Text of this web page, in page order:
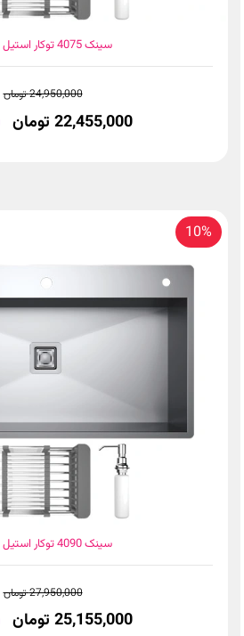
سینک 4075 توکار استیل میلان
24,950,000 تومان
22,455,000 تومان
10%
سینک 4090 توکار استیل میلان
27,950,000 تومان
25,155,000 تومان